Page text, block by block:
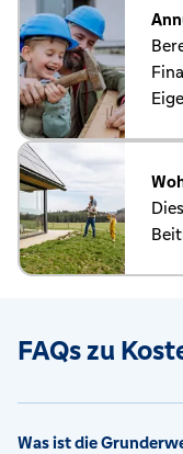
FAQs zu
Was ist die